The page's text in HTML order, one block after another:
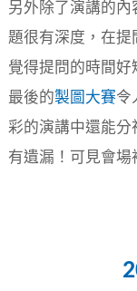
另外除了演講的內
題很有深度，在提
覺得提問的時間好
最後的製圖大賽令
彩的演講中還能分
有遺漏！可見會場